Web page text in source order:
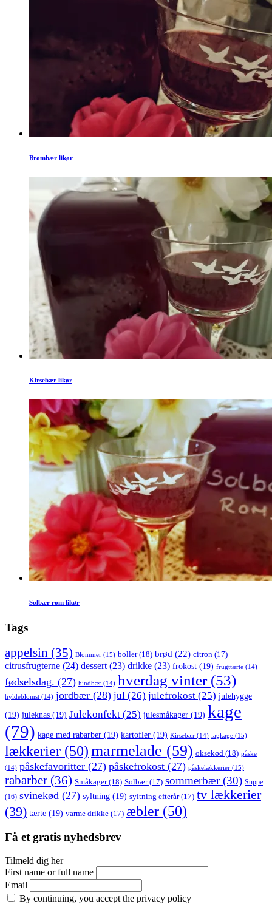
Brombær likør
Kirsebær likør
Solbær rom likør
Tags
appelsin (35) Blommer (15) boller(18) brød (22) citron (17)
citrusfrugterne (24) dessert (23) drikke (23) frokost (19) frugttærte (14)
fødselsdag. (27) hindbær (14) hverdag vinter(53)
hyldeblomst (14) jordbær (28) jul (26) julefrokost (25) julehygge
(19) juleknas (19) Julekonfekt (25) julesmåkager (19) kage
(79) kage med rabarber (19) kartofler (19) Kirsebær (14) lagkage (15)
lækkerier (50)marmelade (59) oksekød (18) påske
(14) påskefavoritter (27) påskefrokost (27) påskelækkerier (15)
rabarber (36) Småkager(18) Solbær(17) sommerbær(30) Suppe
(16) svinekød (27) syltning (19) syltning efterår(17) tv lækkerier
(39) tærte (19) varme drikke (17) æbler (50)
Få et gratis nyhedsbrev
Tilmeld dig her
First name or full name
Email
By continuing, you accept the privacy policy